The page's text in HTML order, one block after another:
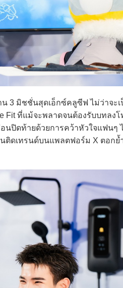
มิชชั่นสุดเอ็กซ์คลูซีฟ ไม่ว่าจะเ
Fit ที่แม้จะพลาดจนต้องรับบทลง
นปิดท้ายด้วยการคว้าหัวใจแฟนๆ
ติดเทรนด์บนแพลตฟอร์ม X ตอกย้